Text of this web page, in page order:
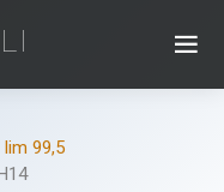
lim 99,5